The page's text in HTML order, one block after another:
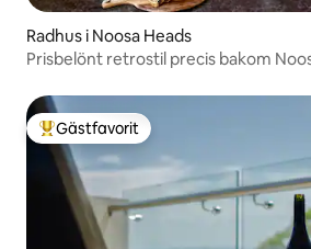
Radhus i Noosa Heads
Prisbelönt retrostil precis bakom
Populär gästfavorit
Gästfavorit